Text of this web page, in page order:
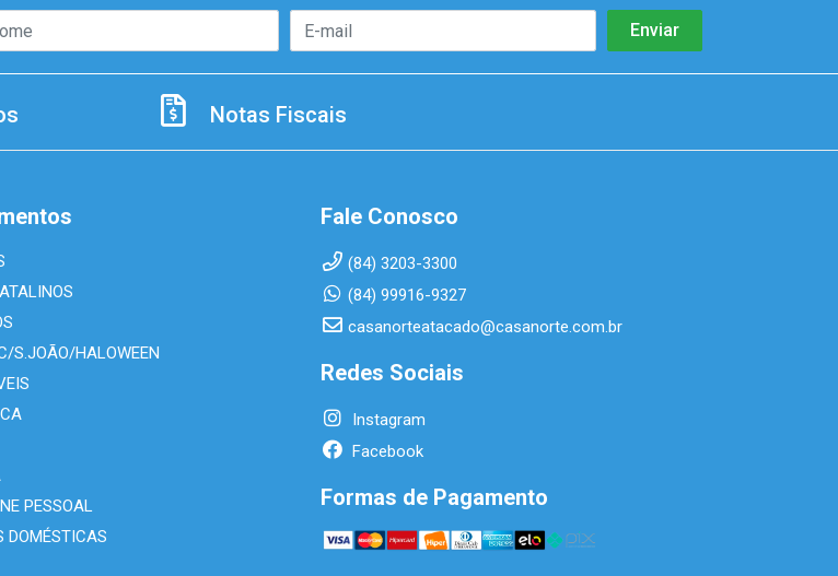
Notas Fiscais
S.JOÃO/HALOWEEN
PESSOAL
DOMÉSTICAS
Fale Conosco
(84) 3203-3300
(84) 99916-9327
casanorteatacado@casanorte.com.br
Redes Sociais
Instagram
Facebook
Formas de Pagamento